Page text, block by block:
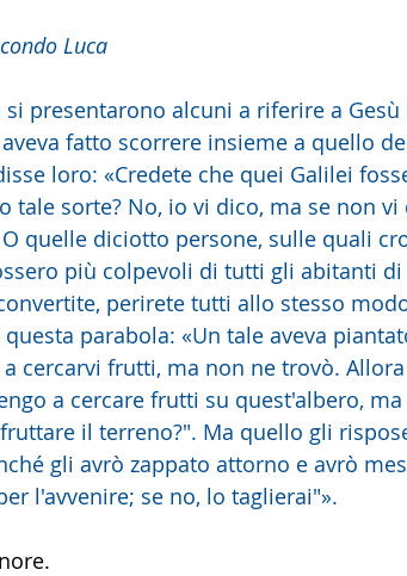
Luca
presentarono alcuni a riferire a
fatto scorrere insieme a quello
loro: «Credete che quei Galilei
tale sorte? No, io vi dico, ma se non
quelle diciotto persone, sulle quali
più colpevoli di tutti gli abitanti di
perirete tutti allo stesso
questa parabola: «Un tale aveva
cercarvi frutti, ma non ne trovò.
a cercare frutti su quest'albero,
il terreno?". Ma quello gli
gli avrò zappato attorno e avrò
l'avvenire; se no, lo taglierai"».